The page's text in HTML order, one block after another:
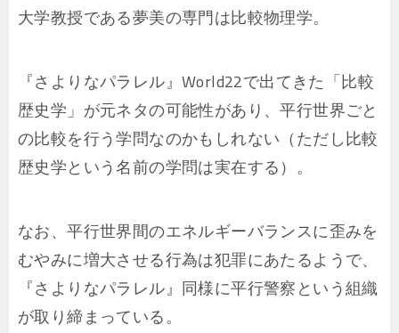
大学教授である夢美の専門は比較物理学。
『さよりなパラレル』World22で出てきた「比較
歴史学」が元ネタの可能性があり、平行世界ごと
の比較を行う学問なのかもしれない（ただし比較
歴史学という名前の学問は実在する）。
なお、平行世界間のエネルギーバランスに歪みを
むやみに増大させる行為は犯罪にあたるようで、
『さよりなパラレル』同様に平行警察という組織
が取り締まっている。